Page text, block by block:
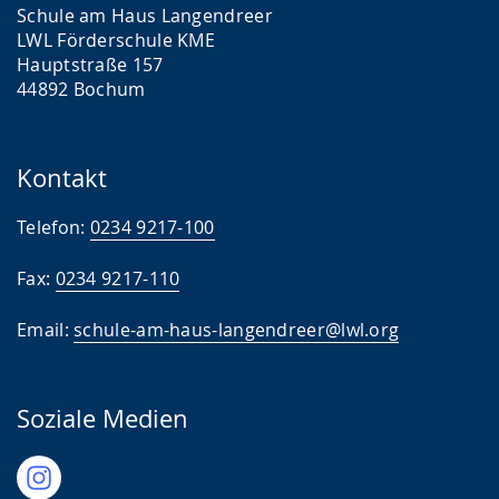
Ferienbetreuung
Sportfest
Berufsorientierung
Schule am Haus Langendreer
LWL Förderschule KME
Hauptstraße 157
44892 Bochum
Kontakt
Telefon: 0234 9217-100
Fax: 0234 9217-110
Email:schule-am-haus-langendreer@lwl.org
Soziale Medien